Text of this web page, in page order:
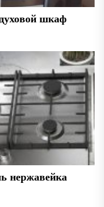
шкаф
нержавейка